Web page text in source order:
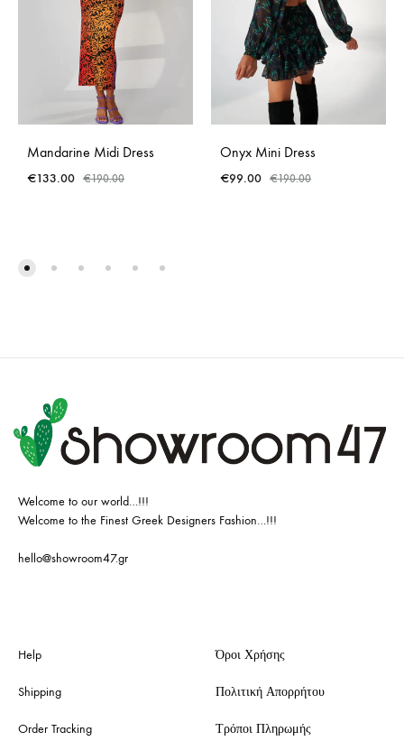
Mandarine Midi Dress
€133.00 €190.00
Onyx Mini Dress
€99.00 €190.00
Welcome to our world…!!!
Welcome to the Finest Greek Designers Fashion…!!!
hello@showroom47.gr
Help
Shipping
Order Tracking
Όροι Χρήσης
Πολιτική Απορρήτου
Τρόποι Πληρωμής